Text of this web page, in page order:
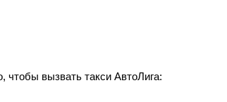
чтобы вызвать такси АвтоЛига: